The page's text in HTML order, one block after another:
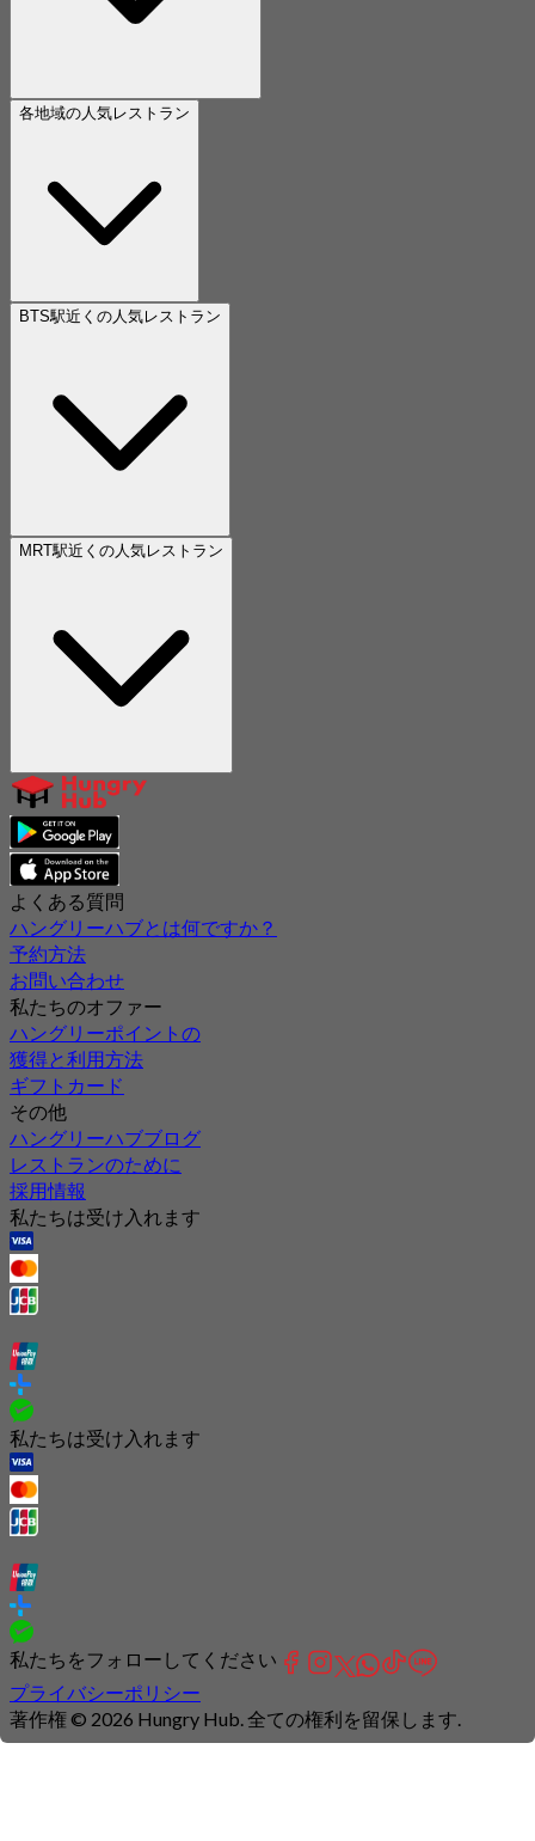
各地域の人気レストラン
BTS駅近くの人気レストラン
MRT駅近くの人気レストラン
よくある質問
ハングリーハブとは何ですか？
予約方法
お問い合わせ
私たちのオファー
ハングリーポイントの
獲得と利用方法
ギフトカード
その他
ハングリーハブブログ
レストランのために
採用情報
私たちは受け入れます
私たちは受け入れます
私たちをフォローしてください
プライバシーポリシー
著作権 © 2026 Hungry Hub. 全ての権利を留保します.
Connection